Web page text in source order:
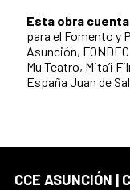
Esta obra
para el Fomento y
Asunción,
Mu Teatro, Mita’i
España Juan de
CCE ASUNCIÓN |